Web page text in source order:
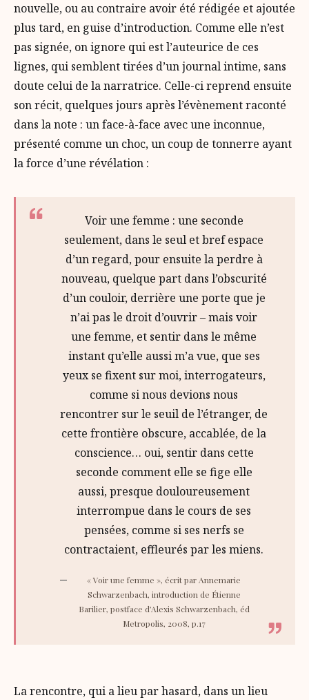
nouvelle, ou au contraire avoir été rédigée et ajoutée
plus tard, en guise d’introduction. Comme elle n’est
pas signée, on ignore qui est l’auteurice de ces
lignes, qui semblent tirées d’un journal intime, sans
doute celui de la narratrice. Celle-ci reprend ensuite
son récit, quelques jours après l’évènement raconté
dans la note : un face-à-face avec une inconnue,
présenté comme un choc, un coup de tonnerre ayant
la force d’une révélation :
Voir une femme : une seconde
seulement, dans le seul et bref espace
d’un regard, pour ensuite la perdre à
nouveau, quelque part dans l’obscurité
d’un couloir, derrière une porte que je
n’ai pas le droit d’ouvrir – mais voir
une femme, et sentir dans le même
instant qu’elle aussi m’a vue, que ses
yeux se fixent sur moi, interrogateurs,
comme si nous devions nous
rencontrer sur le seuil de l’étranger, de
cette frontière obscure, accablée, de la
conscience… oui, sentir dans cette
seconde comment elle se fige elle
aussi, presque douloureusement
interrompue dans le cours de ses
pensées, comme si ses nerfs se
contractaient, effleurés par les miens.
« Voir une femme », écrit par Annemarie
Schwarzenbach, introduction de Étienne
Barilier, postface d’Alexis Schwarzenbach, éd
Metropolis, 2008, p.17
La rencontre, qui a lieu par hasard, dans un lieu